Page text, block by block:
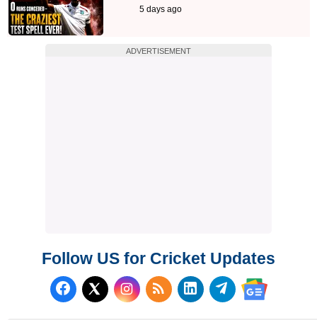
5 days ago
ADVERTISEMENT
Follow US for Cricket Updates
Follow us on Facebook
Follow us on X (Twitter)
Subscribe to our RSS
Follow us on
Follow us on
Follow us